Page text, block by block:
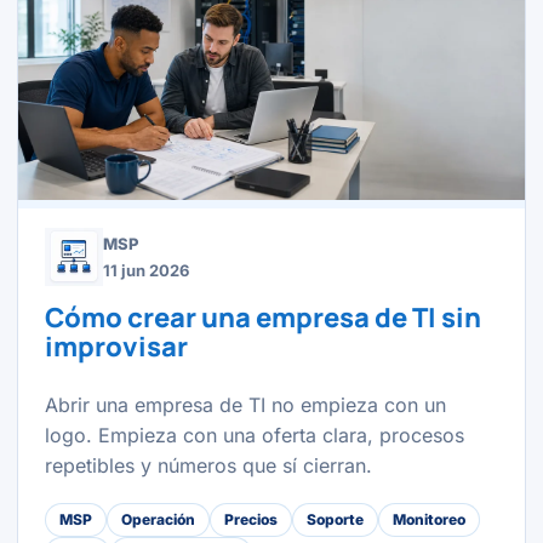
MSP
11 jun 2026
Cómo crear una empresa de TI sin
improvisar
Abrir una empresa de TI no empieza con un
logo. Empieza con una oferta clara, procesos
repetibles y números que sí cierran.
MSP Operación Precios Soporte
Monitoreo